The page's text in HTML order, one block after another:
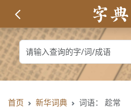
首页 新华词典 词语： 趁常